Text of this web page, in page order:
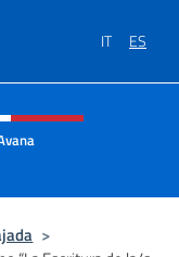
IT ES
>